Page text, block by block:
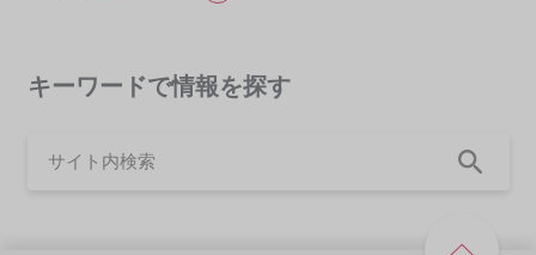
キーワードで情報を探す